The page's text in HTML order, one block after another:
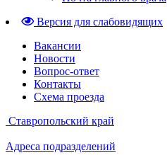
Версия для слабовидящих
Вакансии
Новости
Вопрос-ответ
Контакты
Схема проезда
Ставропольский край
Адреса подразделений